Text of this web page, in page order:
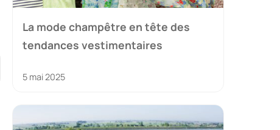
La mode champêtre en tête des
tendances vestimentaires
5 mai 2025